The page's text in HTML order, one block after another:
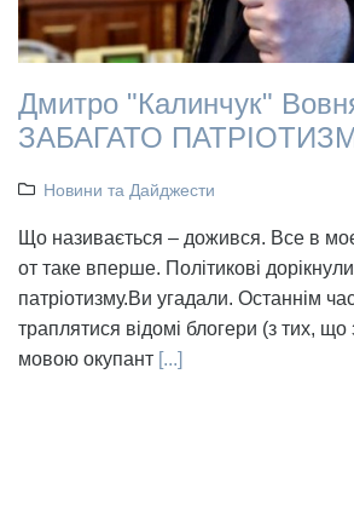
Дмитро "Калинчук"
ЗАБАГАТО
Новини та Дайджести
Що називається – дожився. Все в
от таке вперше. Політикові
патріотизму.Ви угадали. Останнім
траплятися відомі блогери (з тих,
мовою окупант [...]